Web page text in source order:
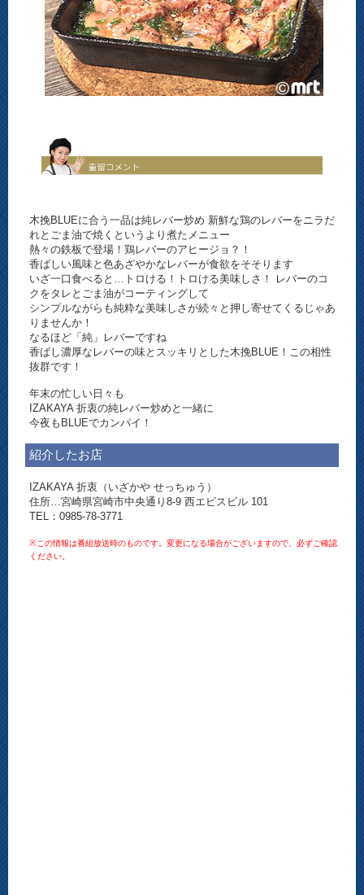
木挽BLUEに合う一品は純レバー炒め 新鮮な鶏のレバーをニラだ
れとごま油で焼くというより煮たメニュー
熱々の鉄板で登場！鶏レバーのアヒージョ？！
香ばしい風味と色あざやかなレバーが食欲をそそります
いざ一口食べると…トロける！トロける美味しさ！ レバーのコ
クをタレとごま油がコーティングして
シンプルながらも純粋な美味しさが続々と押し寄せてくるじゃあ
りませんか！
なるほど「純」レバーですね
香ばし濃厚なレバーの味とスッキリとした木挽BLUE！この相性
抜群です！
年末の忙しい日々も
IZAKAYA 折衷の純レバー炒めと一緒に
今夜もBLUEでカンパイ！
紹介したお店
IZAKAYA 折衷（いざかや せっちゅう）
住所…宮崎県宮崎市中央通り8-9 西エビスビル 101
TEL：0985-78-3771
※この情報は番組放送時のものです。変更になる場合がございますので、必ずご確認
ください。